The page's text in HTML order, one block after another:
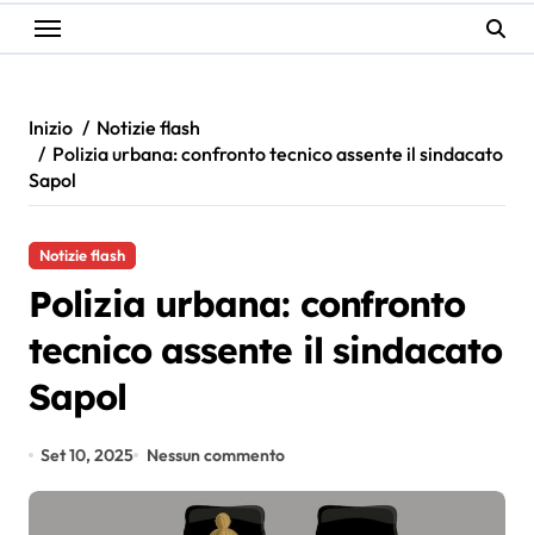
Inizio
Notizie flash
Polizia urbana: confronto tecnico assente il sindacato
Sapol
Notizie flash
Polizia urbana: confronto
tecnico assente il sindacato
Sapol
Set 10, 2025 Nessun commento